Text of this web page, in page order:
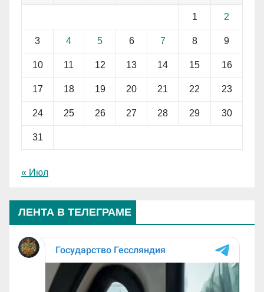
1 2
3 4 5 6 7 8 9
10 11 12 13 14 15 16
17 18 19 20 21 22 23
24 25 26 27 28 29 30
31
« Июл
ЛЕНТА В ТЕЛЕГРАМЕ